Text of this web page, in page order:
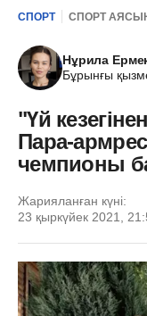
СПОРТ СПОРТ
Нұрила
Бұрынғы
"Үй
Пара-
чемпионы
Жарияланған күні:
23 қыркүйек 2021,